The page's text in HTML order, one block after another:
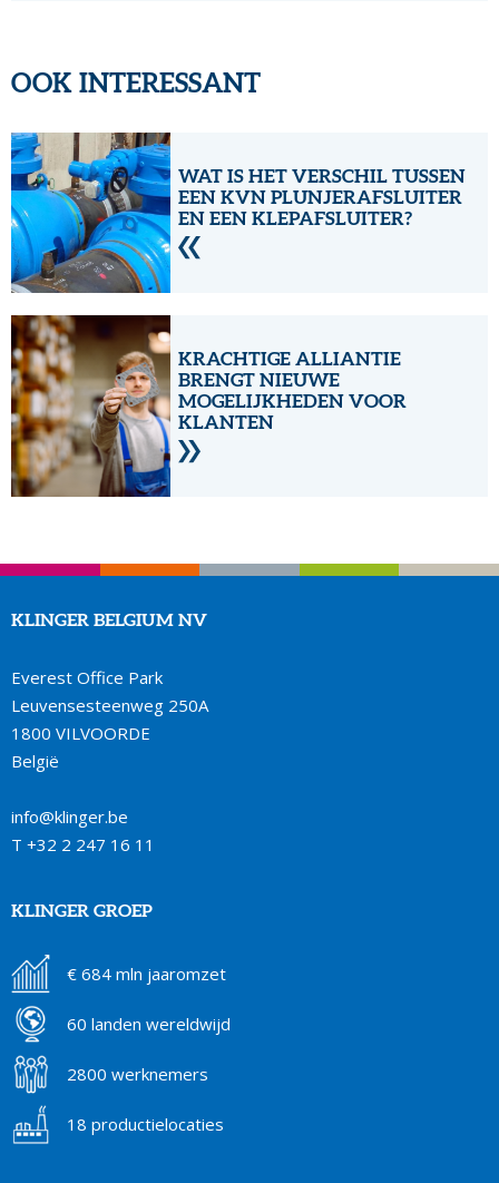
OOK INTERESSANT
WAT IS HET VERSCHIL TUSSEN
EEN KVN PLUNJERAFSLUITER
EN EEN KLEPAFSLUITER?
KRACHTIGE ALLIANTIE
BRENGT NIEUWE
MOGELIJKHEDEN VOOR
KLANTEN
KLINGER BELGIUM NV
Everest Office Park
Leuvensesteenweg 250A
1800 VILVOORDE
België
info@klinger.be
T +32 2 247 16 11
KLINGER GROEP
€ 684 mln jaaromzet
60 landen wereldwijd
2800 werknemers
18 productielocaties